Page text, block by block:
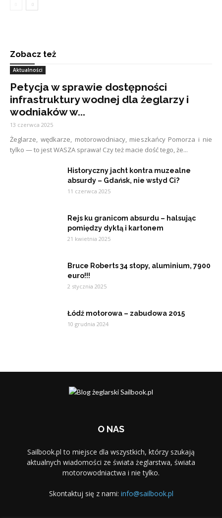
Zobacz też
Aktualności
Petycja w sprawie dostępności
infrastruktury wodnej dla żeglarzy i
wodniaków w...
13 czerwca 2025
Żeglarze, wędkarze, motorowodniacy, mieszkańcy Pomorza i nie
tylko — to jest WASZA sprawa! Czy też macie dość tego, że...
Historyczny jacht kontra muzealne
absurdy – Gdańsk, nie wstyd Ci?
11 czerwca 2025
Rejs ku granicom absurdu – halsując
pomiędzy dyktą i kartonem
21 kwietnia 2025
Bruce Roberts 34 stopy, aluminium, 7900
euro!!!
2 stycznia 2025
Łódź motorowa – zabudowa 2015
10 grudnia 2024
O NAS
Sailbook.pl to miejsce dla wszystkich, którzy szukają
aktualnych wiadomości ze świata żeglarstwa, świata
motorowodniactwa i nie tylko.
Skontaktuj się z nami: info@sailbook.pl